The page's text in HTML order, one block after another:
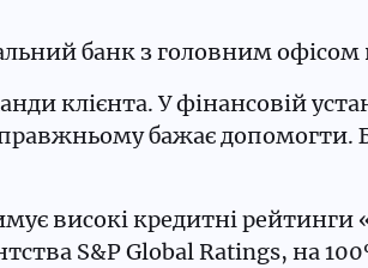
банк з головним офісом
клієнта. У фінансовій
бажає допомогти.
високі кредитні
S&P Global Ratings, на